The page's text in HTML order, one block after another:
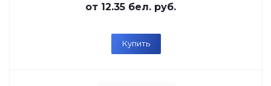
от 12.35 бел. руб.
Купить